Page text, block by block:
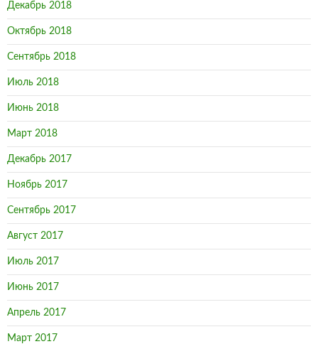
Декабрь 2018
Октябрь 2018
Сентябрь 2018
Июль 2018
Июнь 2018
Март 2018
Декабрь 2017
Ноябрь 2017
Сентябрь 2017
Август 2017
Июль 2017
Июнь 2017
Апрель 2017
Март 2017